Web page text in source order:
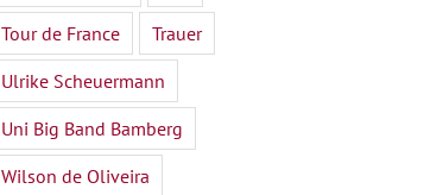
Tour de France
Trauer
Ulrike Scheuermann
Uni Big Band Bamberg
Wilson de Oliveira